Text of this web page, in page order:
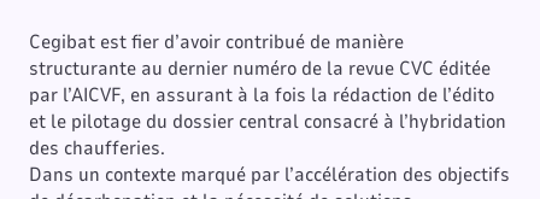
Cegibat est fier d’avoir contribué de manière
structurante au dernier numéro de la revue CVC éditée
par l’AICVF, en assurant à la fois la rédaction de l’édito
et le pilotage du dossier central consacré à l’hybridation
des chaufferies.
Dans un contexte marqué par l’accélération des objectifs